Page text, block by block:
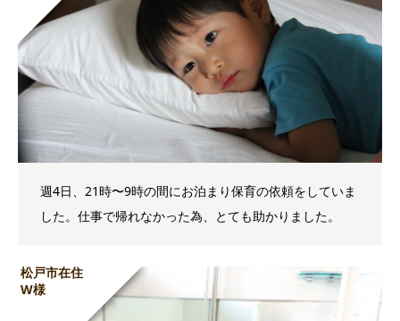
週4日、21時〜9時の間にお泊まり保育の依頼をしていま
した。仕事で帰れなかった為、とても助かりました。
松戸市在住
W様